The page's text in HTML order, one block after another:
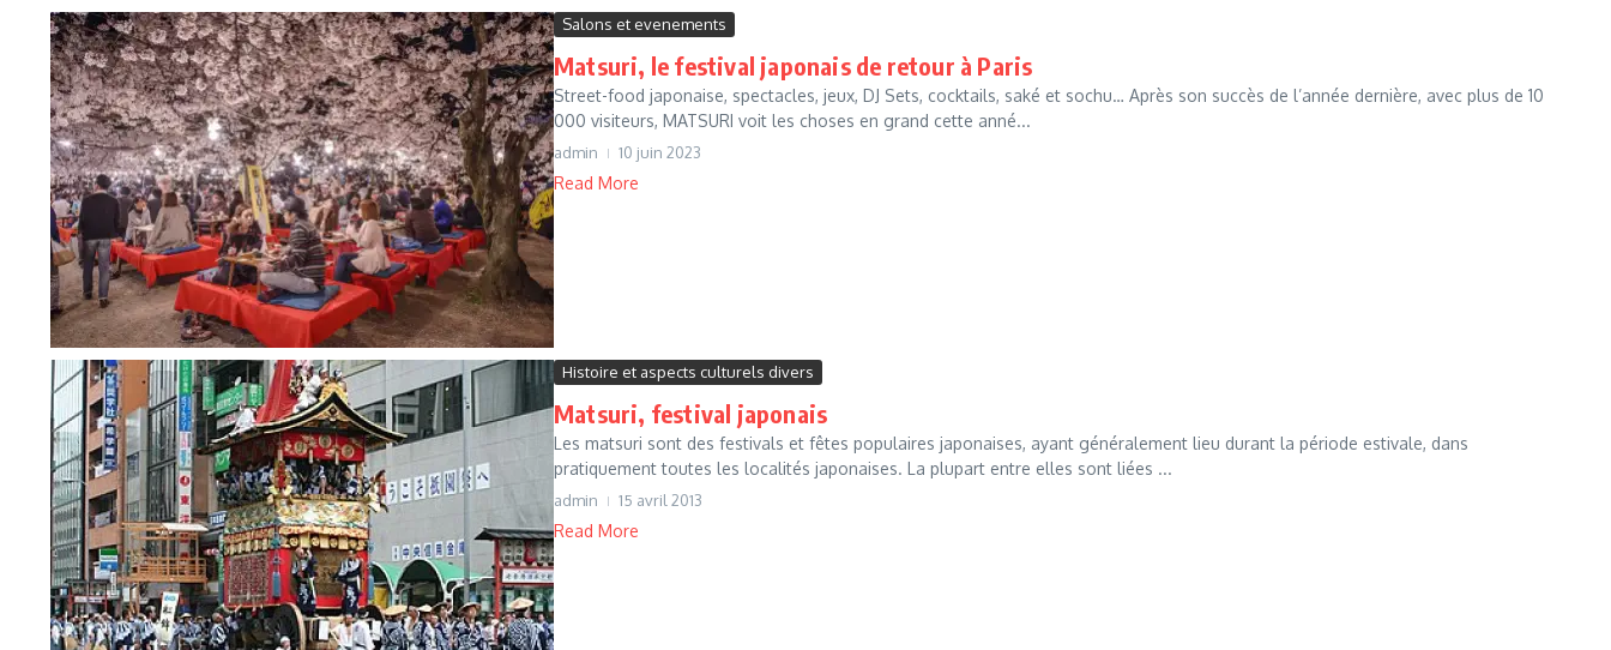
Salons et evenements
Matsuri, le festival japonais de retour à Paris
Street-food japonaise, spectacles, jeux, DJ Sets, cocktails, saké et sochu… Après son succès de l’année dernière, avec plus de 10
000 visiteurs, MATSURI voit les choses en grand cette anné...
admin 10 juin 2023
Read More
Histoire et aspects culturels divers
Matsuri, festival japonais
Les matsuri sont des festivals et fêtes populaires japonaises, ayant généralement lieu durant la période estivale, dans
pratiquement toutes les localités japonaises. La plupart entre elles sont liées ...
admin 15 avril 2013
Read More